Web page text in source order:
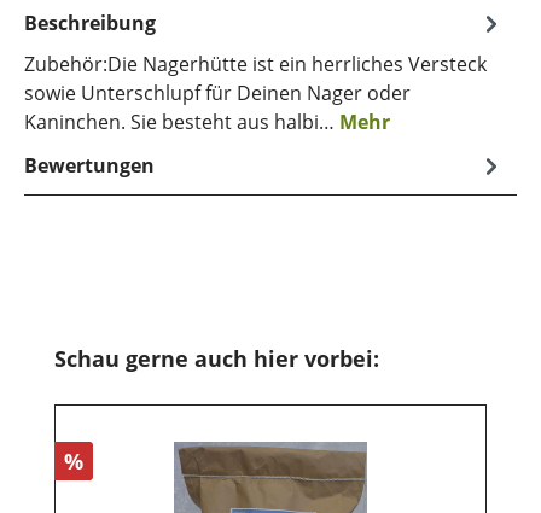
Beschreibung
Zubehör:Die Nagerhütte ist ein herrliches Versteck
sowie Unterschlupf für Deinen Nager oder
Kaninchen. Sie besteht aus halbi… Mehr
Bewertungen
Produktgalerie überspringen
Schau gerne auch hier vorbei:
Rabatt
%